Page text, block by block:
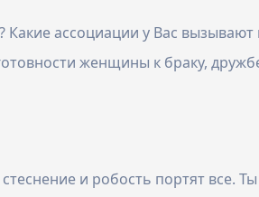
Какие ассоциации у Вас
женщины к браку,
и робость портят все.